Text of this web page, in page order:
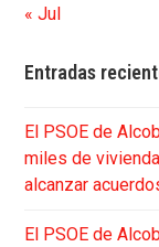
« Jul
Entradas
El PSOE de
miles de
alcanzar
El PSOE de